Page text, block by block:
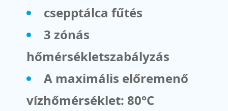
csepptálca fűtés
3 zónás
hőmérsékletszabályzás
A maximális előremenő
vízhőmérséklet: 80°C